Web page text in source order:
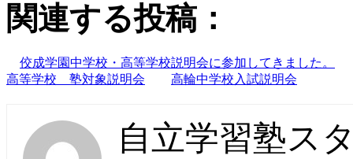
関連する投稿：
佼成学園中学校・高等学校説明会に参加してきました。
高等学校 塾対象説明会
高輪中学校入試説明会
自立学習塾ス